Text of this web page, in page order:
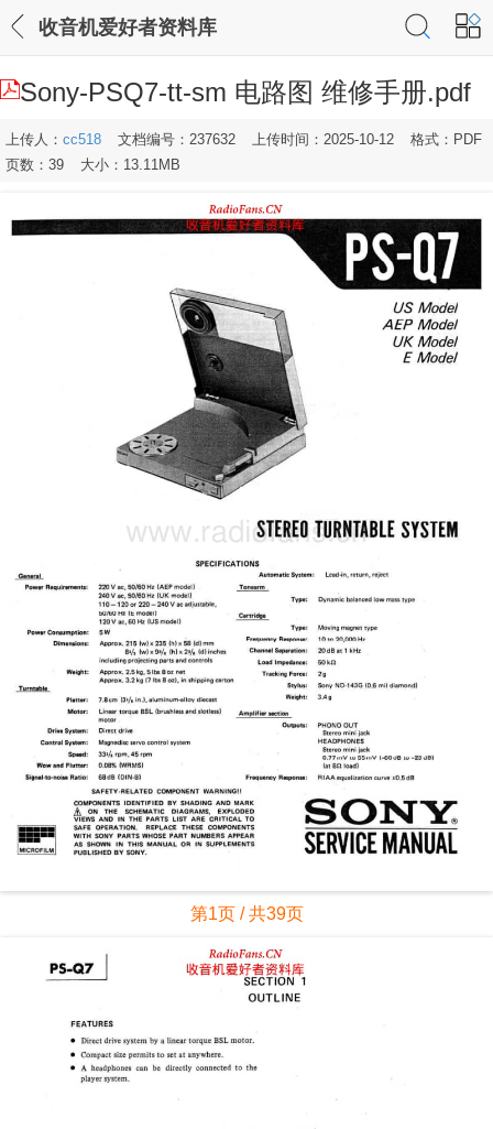
收音机爱好者资料库
Sony-PSQ7-tt-sm 电路图 维修手册.pdf
上传人： cc518 文档编号：237632 上传时间：2025-10-12
格式：PDF
页数：39
大小：13.11MB
第1页 / 共39页